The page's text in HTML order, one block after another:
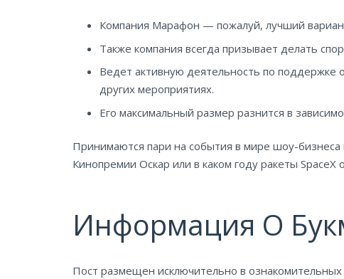
Компания Марафон — пожалуй, лучший
Также компания всегда призывает делать
Ведет активную деятельность по поддержке
других мероприятиях.
Его максимальный размер разнится в
Принимаются пари на события в мире шоу-бизнеса
Кинопремии Оскар или в каком году ракеты
Информация О
Пост размещен исключительно в ознакомительных